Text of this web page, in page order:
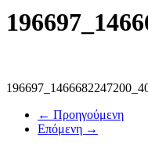
← Προηγούμενη
Επόμενη →